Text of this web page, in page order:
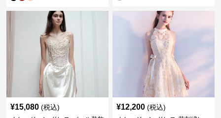
¥15,080 (税込) ¥12,200 (税込)